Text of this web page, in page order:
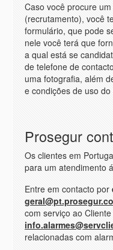
Caso você procure
(recrutamento), você
formulário, que pode
nele você terá que
a qual está se
de telefone de
uma fotografia, além
e condições de uso
Prosegur
Os clientes em
para um atendimento
Entre em contacto por
com serviço ao Cliente
relacionadas com